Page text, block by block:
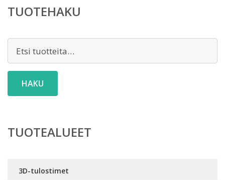
TUOTEHAKU
HAKU
TUOTEALUEET
3D-tulostimet